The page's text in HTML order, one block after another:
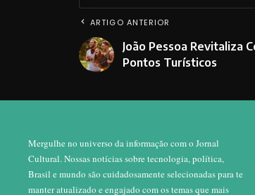
ARTIGO ANTERIOR
João Pessoa Revitaliza
Pontos Turísticos
Mergulhe no universo da informação com o Jornal
Cultural. Nossas notícias sobre tecnologia, política,
Brasil e mundo são cuidadosamente selecionadas para te
manter atualizado e engajado com os temas que mais